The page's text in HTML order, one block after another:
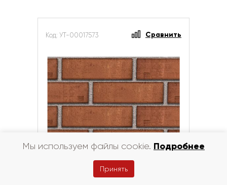
Код: УТ-00017573 Сравнить
Плитка клинкерная ЛСР Калиосто
Мы используем файлы cookie. Подробнее
Принять